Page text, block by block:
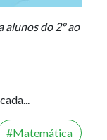
alunos do 2º ao
Matemática